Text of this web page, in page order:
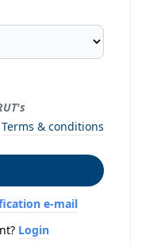
Terms & conditions
e-mail
Login